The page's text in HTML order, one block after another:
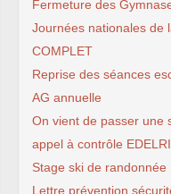
Fermeture des
Journées nationales de
COMPLET
Reprise des séances
AG annuelle
On vient de passer une
appel à contrôle
Stage ski de randonnée
Lettre prévention